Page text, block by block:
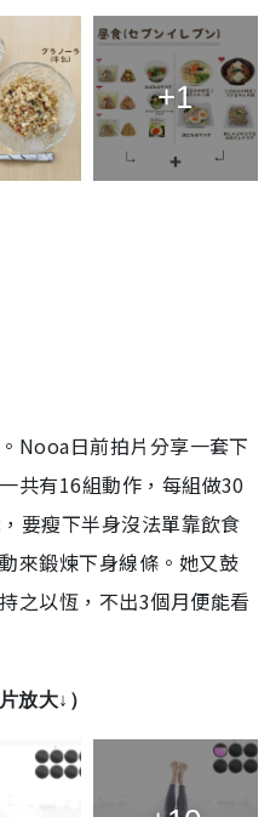
+1
Nooa日前拍片分享一套下
共有16組動作，每組做30
要瘦下半身沒法單靠飲食
來鍛煉下身線條。她又鼓
之以恆，不出3個月便能看
放大↓）